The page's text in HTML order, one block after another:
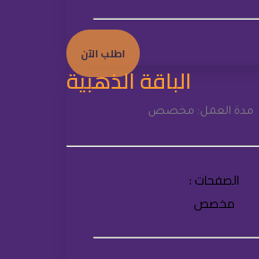
اطلب الآن
الباقة الذهبية
مدة العمل: مخصص
الصفحات :
مخصص